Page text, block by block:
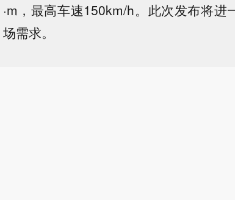
·m，最高车速150km/h。此次发布将
场需求。